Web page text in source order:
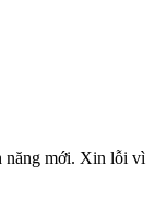
năng mới. Xin lỗi vì